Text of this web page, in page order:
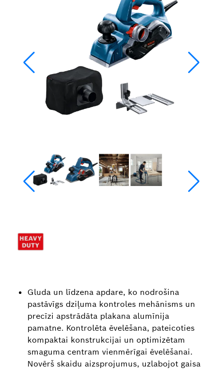
Gluda un līdzena apdare, ko nodrošina
pastāvīgs dziļuma kontroles mehānisms un
precīzi apstrādāta plakana alumīnija
pamatne. Kontrolēta ēvelēšana, pateicoties
kompaktai konstrukcijai un optimizētam
smaguma centram vienmērīgai ēvelēšanai.
Novērš skaidu aizsprojumus, uzlabojot gaisa